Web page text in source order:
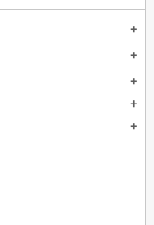
add
add
add
add
add